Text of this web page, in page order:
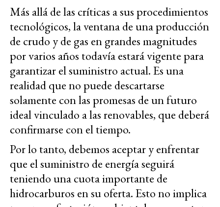
Más allá de las críticas a sus procedimientos
tecnológicos, la ventana de una producción
de crudo y de gas en grandes magnitudes
por varios años todavía estará vigente para
garantizar el suministro actual. Es una
realidad que no puede descartarse
solamente con las promesas de un futuro
ideal vinculado a las renovables, que deberá
confirmarse con el tiempo.
Por lo tanto, debemos aceptar y enfrentar
que el suministro de energía seguirá
teniendo una cuota importante de
hidrocarburos en su oferta. Esto no implica